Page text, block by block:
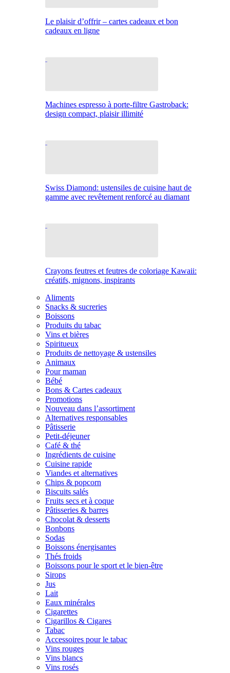
Le plaisir d’offrir – cartes cadeaux et bon
cadeaux en ligne
Machines espresso à porte-filtre Gastroback:
design compact, plaisir illimité
Swiss Diamond: ustensiles de cuisine haut de
gamme avec revêtement renforcé au diamant
Crayons feutres et feutres de coloriage Kawaii:
créatifs, mignons, inspirants
Aliments
Snacks & sucreries
Boissons
Produits du tabac
Vins et bières
Spiritueux
Produits de nettoyage & ustensiles
Animaux
Pour maman
Bébé
Bons & Cartes cadeaux
Promotions
Nouveau dans l’assortiment
Alternatives responsables
Pâtisserie
Petit-déjeuner
Café & thé
Ingrédients de cuisine
Cuisine rapide
Viandes et alternatives
Chips & popcorn
Biscuits salés
Fruits secs et à coque
Pâtisseries & barres
Chocolat & desserts
Bonbons
Sodas
Boissons énergisantes
Thés froids
Boissons pour le sport et le bien-être
Sirops
Jus
Lait
Eaux minérales
Cigarettes
Cigarillos & Cigares
Tabac
Accessoires pour le tabac
Vins rouges
Vins blancs
Vins rosés